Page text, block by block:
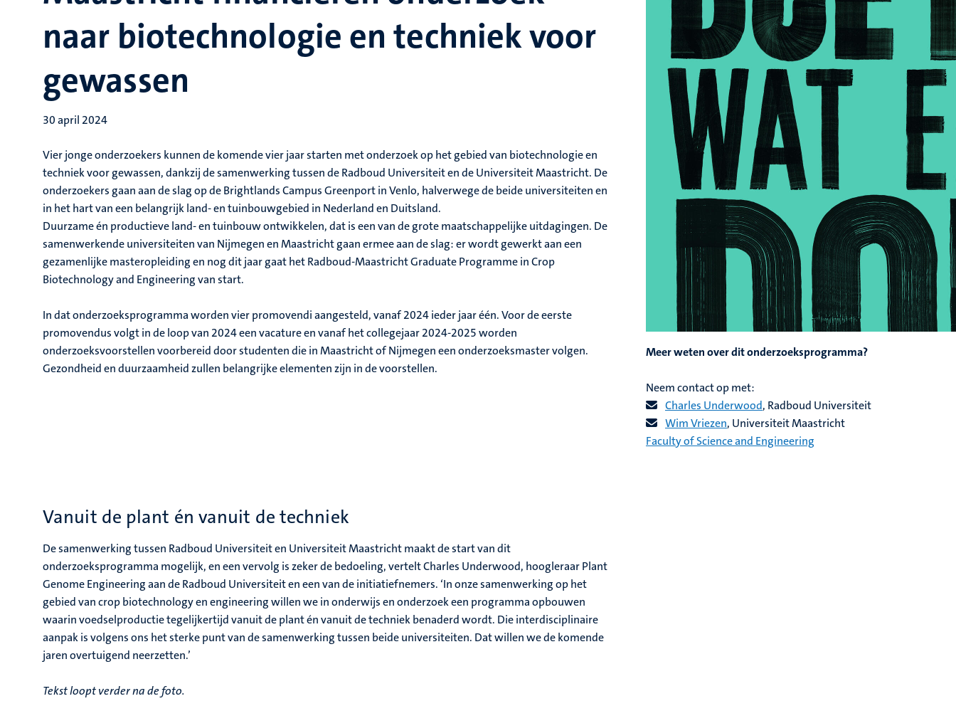
naar biotechnologie en techniek voor
gewassen
30 april 2024
Vier jonge onderzoekers kunnen de komende vier jaar starten met onderzoek op het gebied van biotechnologie en
techniek voor gewassen, dankzij de samenwerking tussen de Radboud Universiteit en de Universiteit Maastricht. De
onderzoekers gaan aan de slag op de Brightlands Campus Greenport in Venlo, halverwege de beide universiteiten en
in het hart van een belangrijk land- en tuinbouwgebied in Nederland en Duitsland.
Duurzame én productieve land- en tuinbouw ontwikkelen, dat is een van de grote maatschappelijke uitdagingen. De
samenwerkende universiteiten van Nijmegen en Maastricht gaan ermee aan de slag: er wordt gewerkt aan een
gezamenlijke masteropleiding en nog dit jaar gaat het Radboud-Maastricht Graduate Programme in Crop
Biotechnology and Engineering van start.
In dat onderzoeksprogramma worden vier promovendi aangesteld, vanaf 2024 ieder jaar één. Voor de eerste
promovendus volgt in de loop van 2024 een vacature en vanaf het collegejaar 2024-2025 worden
onderzoeksvoorstellen voorbereid door studenten die in Maastricht of Nijmegen een onderzoeksmaster volgen.
Gezondheid en duurzaamheid zullen belangrijke elementen zijn in de voorstellen.
Meer weten over dit onderzoeksprogramma?
Neem contact op met:
Charles Underwood, Radboud Universiteit
Wim Vriezen, Universiteit Maastricht
Faculty of Science and Engineering
Vanuit de plant én vanuit de techniek
De samenwerking tussen Radboud Universiteit en Universiteit Maastricht maakt de start van dit
onderzoeksprogramma mogelijk, en een vervolg is zeker de bedoeling, vertelt Charles Underwood, hoogleraar Plant
Genome Engineering aan de Radboud Universiteit en een van de initiatiefnemers. ‘In onze samenwerking op het
gebied van crop biotechnology en engineering willen we in onderwijs en onderzoek een programma opbouwen
waarin voedselproductie tegelijkertijd vanuit de plant én vanuit de techniek benaderd wordt. Die interdisciplinaire
aanpak is volgens ons het sterke punt van de samenwerking tussen beide universiteiten. Dat willen we de komende
jaren overtuigend neerzetten.’
Tekst loopt verder na de foto.